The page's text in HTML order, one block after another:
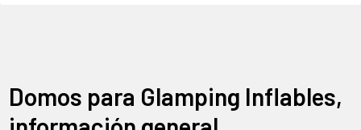
Domos para Glamping Inflables,